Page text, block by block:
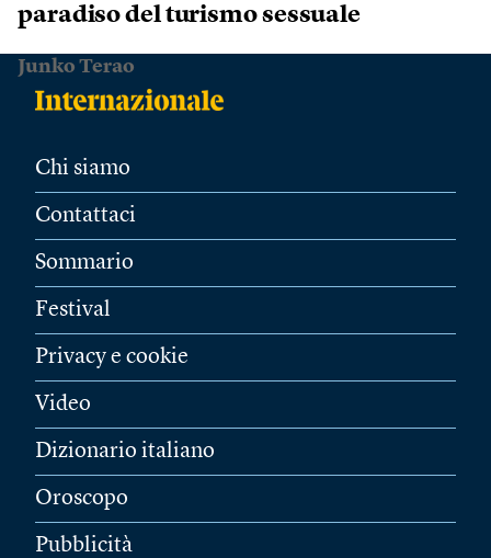
paradiso del turismo sessuale
Junko Terao
Chi siamo
Contattaci
Sommario
Festival
Privacy e cookie
Video
Dizionario italiano
Oroscopo
Pubblicità